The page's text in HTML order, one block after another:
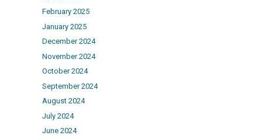
February 2025
January 2025
December 2024
November 2024
October 2024
September 2024
August 2024
July 2024
June 2024